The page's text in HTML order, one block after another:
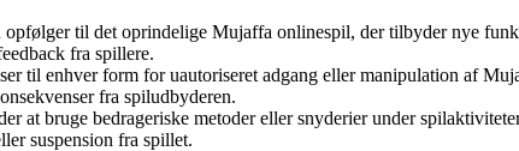
til det oprindelige Mujaffa onlinespil, der tilbyder nye
fra spillere.
enhver form for uautoriseret adgang eller manipulation af
fra spiludbyderen.
at bruge bedrageriske metoder eller snyderier under
suspension fra spillet.